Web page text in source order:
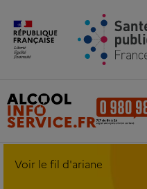
Aller au contenu principal
Voir le fil d'ariane